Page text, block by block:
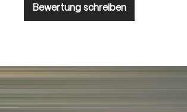
Bewertung schreiben